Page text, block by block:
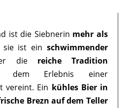
ist die Siebnerin mehr als
sie ist ein schwimmender
die reiche Tradition
Erlebnis einer
vereint. Ein kühles Bier in
Brezn auf dem Teller